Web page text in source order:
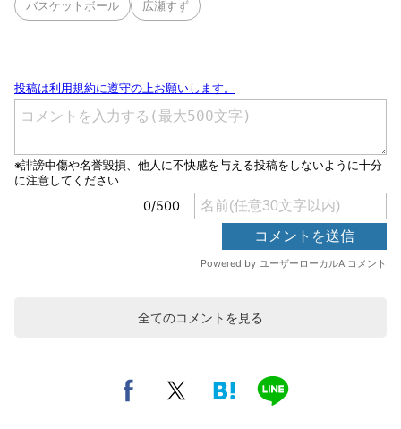
バスケットボール 広瀬すず
全てのコメントを見る